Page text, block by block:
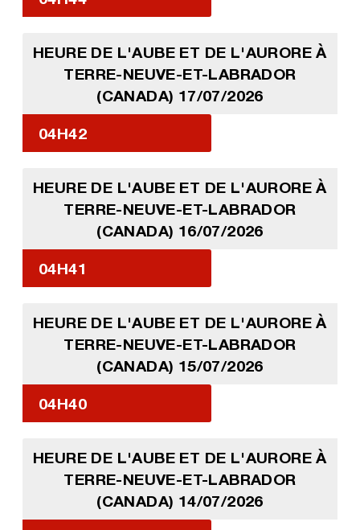
HEURE DE L'AUBE ET DE L'AURORE À
TERRE-NEUVE-ET-LABRADOR
(CANADA) 17/07/2026
04H42
HEURE DE L'AUBE ET DE L'AURORE À
TERRE-NEUVE-ET-LABRADOR
(CANADA) 16/07/2026
04H41
HEURE DE L'AUBE ET DE L'AURORE À
TERRE-NEUVE-ET-LABRADOR
(CANADA) 15/07/2026
04H40
HEURE DE L'AUBE ET DE L'AURORE À
TERRE-NEUVE-ET-LABRADOR
(CANADA) 14/07/2026